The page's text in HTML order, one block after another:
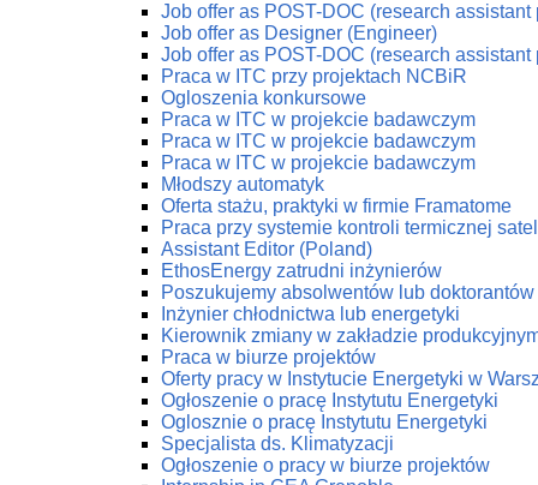
Job offer as POST-DOC (research assistant
Job offer as Designer (Engineer)
Job offer as POST-DOC (research assistant
Praca w ITC przy projektach NCBiR
Ogloszenia konkursowe
Praca w ITC w projekcie badawczym
Praca w ITC w projekcie badawczym
Praca w ITC w projekcie badawczym
Młodszy automatyk
Oferta stażu, praktyki w firmie Framatome
Praca przy systemie kontroli termicznej
Assistant Editor (Poland)
EthosEnergy zatrudni inżynierów
Poszukujemy absolwentów lub
Inżynier chłodnictwa lub energetyki
Kierownik zmiany w zakładzie
Praca w biurze projektów
Oferty pracy w Instytucie Energetyki w
Ogłoszenie o pracę Instytutu Energetyki
Oglosznie o pracę Instytutu Energetyki
Specjalista ds. Klimatyzacji
Ogłoszenie o pracy w biurze projektów